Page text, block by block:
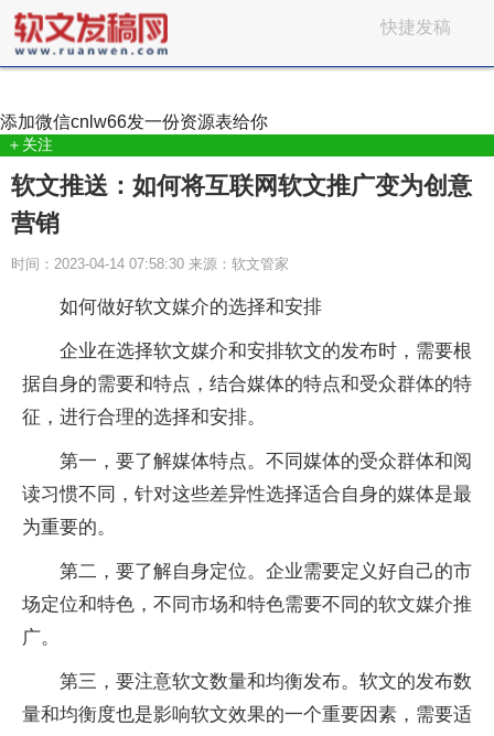
快捷发稿
添加微信cnlw66发一份资源表给你
＋关注
软文推送：如何将互联网软文推广变为创意
营销
时间：2023-04-14 07:58:30 来源：软文管家
如何做好软文媒介的选择和安排
企业在选择软文媒介和安排软文的发布时，需要根
据自身的需要和特点，结合媒体的特点和受众群体的特
征，进行合理的选择和安排。
第一，要了解媒体特点。不同媒体的受众群体和阅
读习惯不同，针对这些差异性选择适合自身的媒体是最
为重要的。
第二，要了解自身定位。企业需要定义好自己的市
场定位和特色，不同市场和特色需要不同的软文媒介推
广。
第三，要注意软文数量和均衡发布。软文的发布数
量和均衡度也是影响软文效果的一个重要因素，需要适